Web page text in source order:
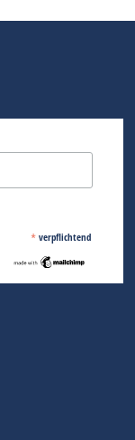
* verpflichtend